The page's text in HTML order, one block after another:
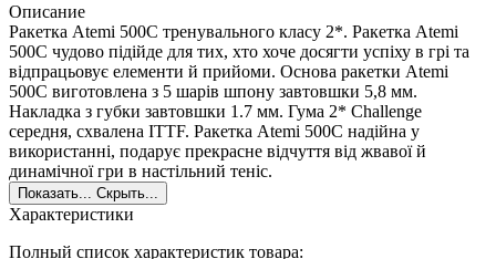
Описание
Ракетка Atemi 500С тренувального класу 2*. Ракетка Atemi
500С чудово підійде для тих, хто хоче досягти успіху в грі та
відпрацьовує елементи й прийоми. Основа ракетки Atemi
500С виготовлена з 5 шарів шпону завтовшки 5,8 мм.
Накладка з губки завтовшки 1.7 мм. Гума 2* Challenge
середня, схвалена ITTF. Ракетка Atemi 500С надійна у
використанні, подарує прекрасне відчуття від жвавої й
динамічної гри в настільний теніс.
Показать... Скрыть...
Характеристики
Полный список характеристик товара: